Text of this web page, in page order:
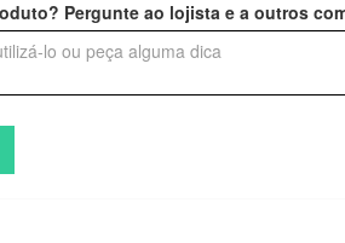
Pergunte ao lojista e a outros